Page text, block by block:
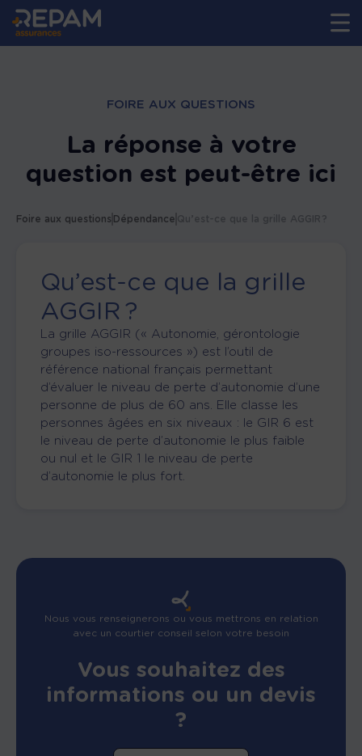
FOIRE AUX QUESTIONS
La réponse à votre
question est peut-être ici
Foire aux questions Dépendance Qu’est-ce que la grille AGGIR ?
Qu’est-ce que la grille
AGGIR ?
La grille AGGIR (« Autonomie, gérontologie
groupes iso-ressources ») est l’outil de
référence national français permettant
d’évaluer le niveau de perte d’autonomie d’une
personne de plus de 60 ans. Elle classe les
personnes âgées en six niveaux : le GIR 6 est
le niveau de perte d’autonomie le plus faible
ou nul et le GIR 1 le niveau de perte
d’autonomie le plus fort.
Nous vous renseignerons ou vous mettrons en relation
avec un courtier conseil selon votre besoin
Vous souhaitez des
informations ou un devis
?